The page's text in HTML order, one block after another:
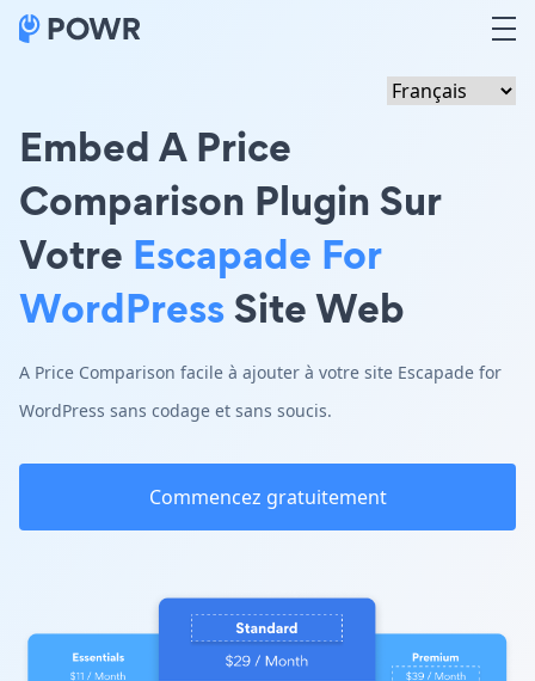
Embed A Price
Comparison Plugin Sur
Votre Escapade For
WordPressSite Web
A Price Comparison facile à ajouter à votre site Escapade for
WordPress sans codage et sans soucis.
Commencez gratuitement